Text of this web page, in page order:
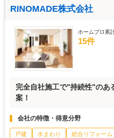
RINOMADE株式会社
ホームプロ累
15件
完全自社施工で"持続性"のあ
案！
会社の特徴・得意分野
戸建 水まわり 総合リフォーム